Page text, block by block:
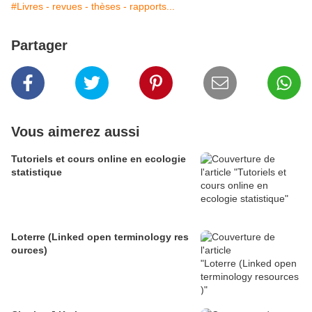
#Livres - revues - thèses - rapports...
Partager
Vous aimerez aussi
Tutoriels et cours online en ecologie
statistique
Loterre (Linked open terminology res
ources)